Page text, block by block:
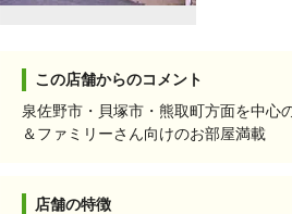
この店舗からのコメント
泉佐野市・貝塚市・熊取町方面を中心
＆ファミリーさん向けのお部屋満載
店舗の特徴